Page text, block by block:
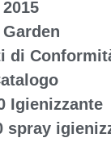
di
Igienizzante
spray